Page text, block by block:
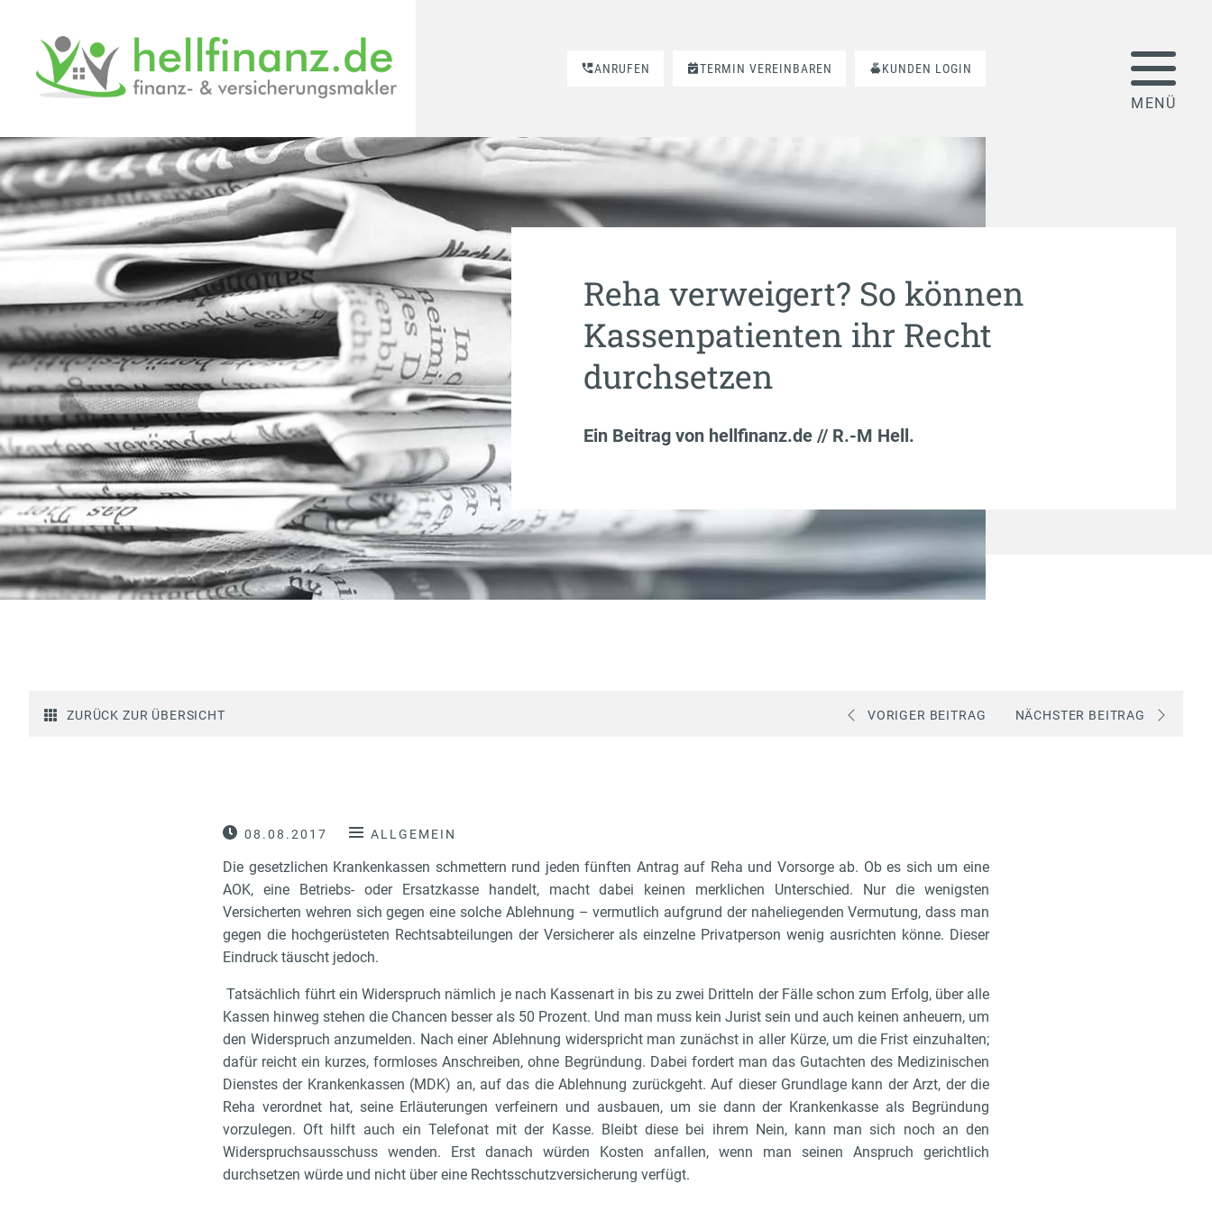
ANRUFEN TERMIN VEREINBAREN KUNDEN LOGIN
Reha verweigert? So können
Kassenpatienten ihr Recht
durchsetzen
Ein Beitrag von hellfinanz.de // R.-M Hell.
ZURÜCK ZUR ÜBERSICHT VORIGER BEITRAG NÄCHSTER BEITRAG
08.08.2017 ALLGEMEIN
Die gesetzlichen Krankenkassen schmettern rund jeden fünften Antrag auf Reha und Vorsorge ab. Ob es sich um eine
AOK, eine Betriebs- oder Ersatzkasse handelt, macht dabei keinen merklichen Unterschied. Nur die wenigsten
Versicherten wehren sich gegen eine solche Ablehnung – vermutlich aufgrund der naheliegenden Vermutung, dass man
gegen die hochgerüsteten Rechtsabteilungen der Versicherer als einzelne Privatperson wenig ausrichten könne. Dieser
Eindruck täuscht jedoch.
Tatsächlich führt ein Widerspruch nämlich je nach Kassenart in bis zu zwei Dritteln der Fälle schon zum Erfolg, über alle
Kassen hinweg stehen die Chancen besser als 50 Prozent. Und man muss kein Jurist sein und auch keinen anheuern, um
den Widerspruch anzumelden. Nach einer Ablehnung widerspricht man zunächst in aller Kürze, um die Frist einzuhalten;
dafür reicht ein kurzes, formloses Anschreiben, ohne Begründung. Dabei fordert man das Gutachten des Medizinischen
Dienstes der Krankenkassen (MDK) an, auf das die Ablehnung zurückgeht. Auf dieser Grundlage kann der Arzt, der die
Reha verordnet hat, seine Erläuterungen verfeinern und ausbauen, um sie dann der Krankenkasse als Begründung
vorzulegen. Oft hilft auch ein Telefonat mit der Kasse. Bleibt diese bei ihrem Nein, kann man sich noch an den
Widerspruchsausschuss wenden. Erst danach würden Kosten anfallen, wenn man seinen Anspruch gerichtlich
durchsetzen würde und nicht über eine Rechtsschutzversicherung verfügt.